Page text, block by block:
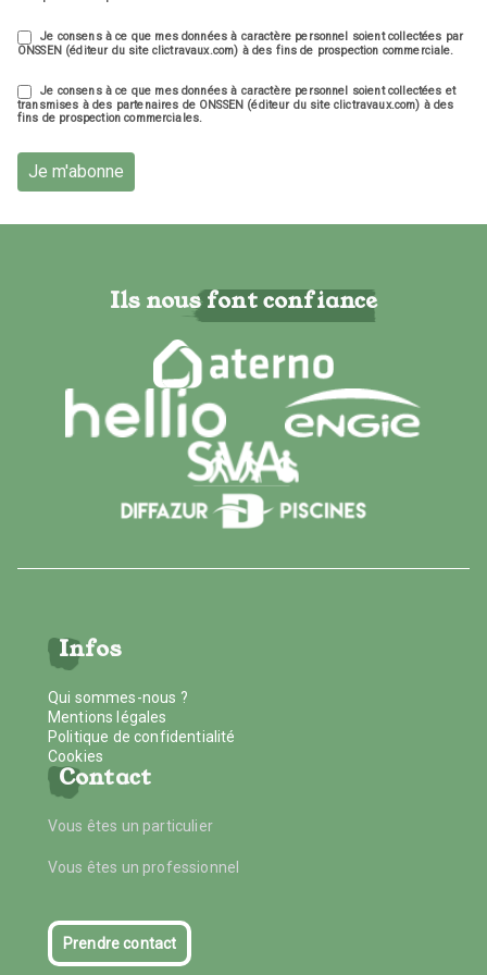
Je consens à ce que mes données à caractère personnel soient collectées par
ONSSEN (éditeur du site clictravaux.com) à des fins de prospection commerciale.
Je consens à ce que mes données à caractère personnel soient collectées et
transmises à des partenaires de ONSSEN (éditeur du site clictravaux.com) à des
fins de prospection commerciales.
Je m'abonne
Ils nous font confiance
Infos
Qui sommes-nous ?
Mentions légales
Politique de confidentialité
Cookies
Contact
Vous êtes un particulier
Vous êtes un professionnel
Prendre contact